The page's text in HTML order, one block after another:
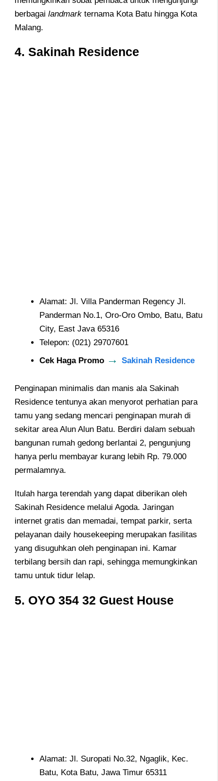
berbagai landmark ternama Kota Batu hingga Kota
Malang.
4. Sakinah Residence
Alamat: Jl. Villa Panderman Regency Jl.
Panderman No.1, Oro-Oro Ombo, Batu, Batu
City, East Java 65316
Telepon: (021) 29707601
Cek Haga Promo → Sakinah Residence
Penginapan minimalis dan manis ala Sakinah
Residence tentunya akan menyorot perhatian para
tamu yang sedang mencari penginapan murah di
sekitar area Alun Alun Batu. Berdiri dalam sebuah
bangunan rumah gedong berlantai 2, pengunjung
hanya perlu membayar kurang lebih Rp. 79.000
permalamnya.
Itulah harga terendah yang dapat diberikan oleh
Sakinah Residence melalui Agoda. Jaringan
internet gratis dan memadai, tempat parkir, serta
pelayanan daily housekeeping merupakan fasilitas
yang disuguhkan oleh penginapan ini. Kamar
terbilang bersih dan rapi, sehingga memungkinkan
tamu untuk tidur lelap.
5. OYO 354 32 Guest House
Alamat: Jl. Suropati No.32, Ngaglik, Kec.
Batu, Kota Batu, Jawa Timur 65311